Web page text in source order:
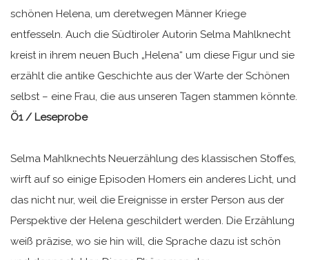
schönen Helena, um deretwegen Männer Kriege
entfesseln. Auch die Südtiroler Autorin Selma Mahlknecht
kreist in ihrem neuen Buch „Helena“ um diese Figur und sie
erzählt die antike Geschichte aus der Warte der Schönen
selbst – eine Frau, die aus unseren Tagen stammen könnte.
Ö1 / Leseprobe
Selma Mahlknechts Neuerzählung des klassischen Stoffes,
wirft auf so einige Episoden Homers ein anderes Licht, und
das nicht nur, weil die Ereignisse in erster Person aus der
Perspektive der Helena geschildert werden. Die Erzählung
weiß präzise, wo sie hin will, die Sprache dazu ist schön